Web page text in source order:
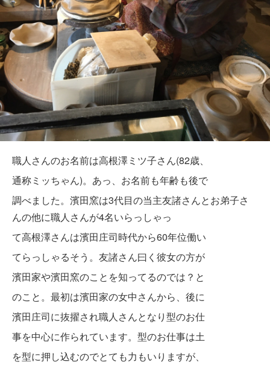
職人さんのお名前は高根澤ミツ子さん(82歳、
通称ミッちゃん)。あっ、お名前も年齢も後で
調べました。濱田窯は3代目の当主友諸さんとお弟子さ
んの他に職人さんが4名いらっしゃっ
て高根澤さんは濱田庄司時代から60年位働い
てらっしゃるそう。友諸さん曰く彼女の方が
濱田家や濱田窯のことを知ってるのでは ？と
のこと。最初は濱田家の女中さんから、 後に
濱田庄司に抜擢され職人さんとなり型のお仕
事を中心に作られています。型のお仕事は土
を型に押し込むのでとても力もいりますが、